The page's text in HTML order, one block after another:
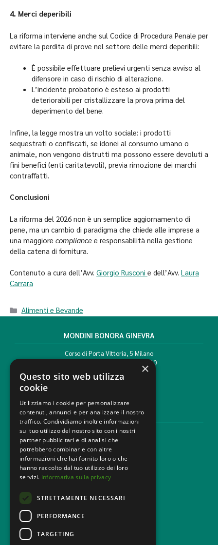
4. Merci deperibili
La riforma interviene anche sul Codice di Procedura Penale per
evitare la perdita di prove nel settore delle merci deperibili:
È possibile effettuare prelievi urgenti senza avviso al
difensore in caso di rischio di alterazione.
L’incidente probatorio è esteso ai prodotti
deteriorabili per cristallizzare la prova prima del
deperimento del bene.
Infine, la legge mostra un volto sociale: i prodotti
sequestrati o confiscati, se idonei al consumo umano o
animale, non vengono distrutti ma possono essere devoluti a
fini benefici (enti caritatevoli), previa rimozione dei marchi
contraffatti.
Conclusioni
La riforma del 2026 non è un semplice aggiornamento di
pene, ma un cambio di paradigma che chiede alle imprese a
una maggiore compliance e responsabilità nella gestione
della catena di fornitura.
Contenuto a cura dell’Avv. Giorgio Rusconi e dell’Avv. Laura
Carrara
Alimenti e Bevande
MONDINI BONORA GINEVRA
Corso di Porta Vittoria, 5 Milano
T. +39 02 777351 F. +39 02 784510
info@mbg.legal
AREE LEGALI
Aree di Competenza
Settori
Studio legale
Contatti
×
Questo sito web utilizza
cookie
Utilizziamo i cookie per personalizzare
contenuti, annunci e per analizzare il nostro
traffico. Condividiamo inoltre informazioni
sul tuo utilizzo del nostro sito con i nostri
partner pubblicitari e di analisi che
potrebbero combinarle con altre
informazioni che hai fornito loro o che
hanno raccolto dal tuo utilizzo dei loro
servizi. Informativa sulla privacy
STRETTAMENTE NECESSARI
PERFORMANCE
TARGETING